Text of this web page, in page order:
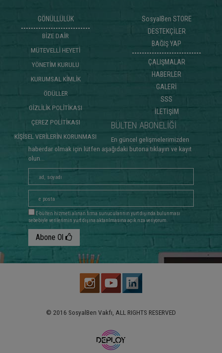
GÖNÜLLÜLÜK
BİZE DAİR
MÜTEVELLİ HEYETİ
YÖNETİM KURULU
KURUMSAL KİMLİK
ÖDÜLLER
GİZLİLİK POLİTİKASI
ÇEREZ POLİTİKASI
KİŞİSEL VERİLERİN KORUNMASI
SosyalBen STORE
DESTEKÇİLER
BAĞIŞ YAP
ÇALIŞMALAR
HABERLER
GALERİ
SSS
İLETİŞİM
BÜLTEN ABONELİĞİ
En güncel gelişmelerimizden
haberdar olmak için lütfen aşağıdaki butona tıklayın ve kayıt
olun...
E-bülten hizmeti alınan firma sunucularının yurt dışında bulunması
sebebiyle verilerimin yurt dışına aktarılmasına açık rıza veriyorum.
Abone Ol
© 2016 SosyalBen Vakfı, ALL RIGHTS RESERVED
www.deploy.com.tr